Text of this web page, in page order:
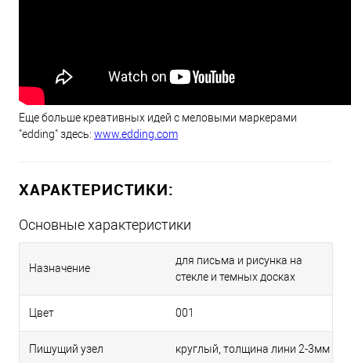
Еще больше креативных идей с меловыми маркерами
"edding" здесь: www.edding.com
ХАРАКТЕРИСТИКИ:
Основные характеристики
Назначение
для письма и рисунка на
стекле и темных досках
Цвет 001
Пишущий узел круглый, толщина лини 2-3мм